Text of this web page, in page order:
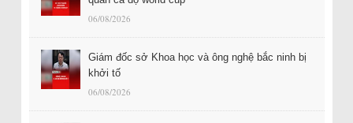
06/08/2026
Giám đốc sở Khoa học và ông nghệ bắc ninh bị
khởi tố
06/08/2026